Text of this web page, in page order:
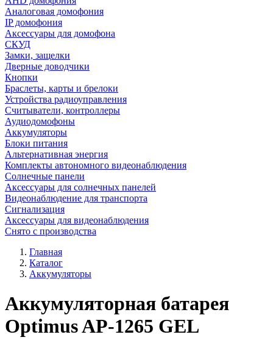
Аналоговая домофония
IP домофония
Аксессуары для домофона
СКУД
Замки, защелки
Дверные доводчики
Кнопки
Браслеты, карты и брелоки
Устройства радиоуправления
Считыватели, контроллеры
Аудиодомофоны
Аккумуляторы
Блоки питания
Альтернативная энергия
Комплекты автономного видеонаблюдения
Солнечные панели
Аксессуары для солнечных панелей
Видеонаблюдение для транспорта
Сигнализация
Аксессуары для видеонаблюдения
Снято с производства
Главная
Каталог
Аккумуляторы
Аккумуляторная батарея
Optimus AP-1265 GEL